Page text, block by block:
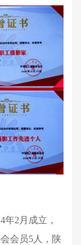
年2 月成立，
会员5 人，陕